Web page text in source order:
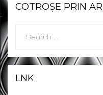
COTROȘE PRIN
LNK